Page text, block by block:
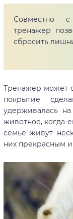
Совместно
тренажер
сбросить
Тренажер может
покрытие
удерживалась
животное, когда
семье живут
них прекрасным